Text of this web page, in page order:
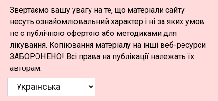
Звертаємо вашу увагу на те, що матеріали сайту
несуть ознайомлювальний характер і ні за яких умов
не є публічною офертою або методиками для
лікування. Копіювання матеріалу на інші веб-ресурси
ЗАБОРОНЕНО! Всі права на публікації належать їх
авторам.